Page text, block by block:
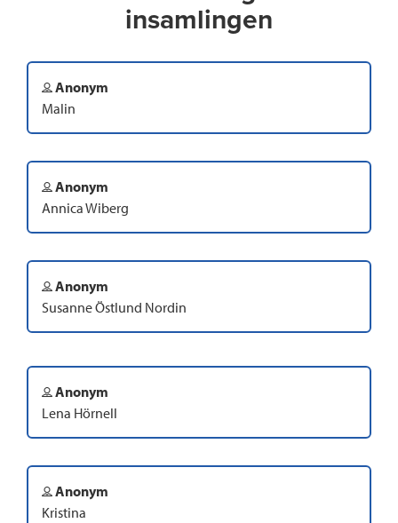
insamlingen
Anonym
Malin
Anonym
Annica Wiberg
Anonym
Susanne Östlund Nordin
Anonym
Lena Hörnell
Anonym
Kristina